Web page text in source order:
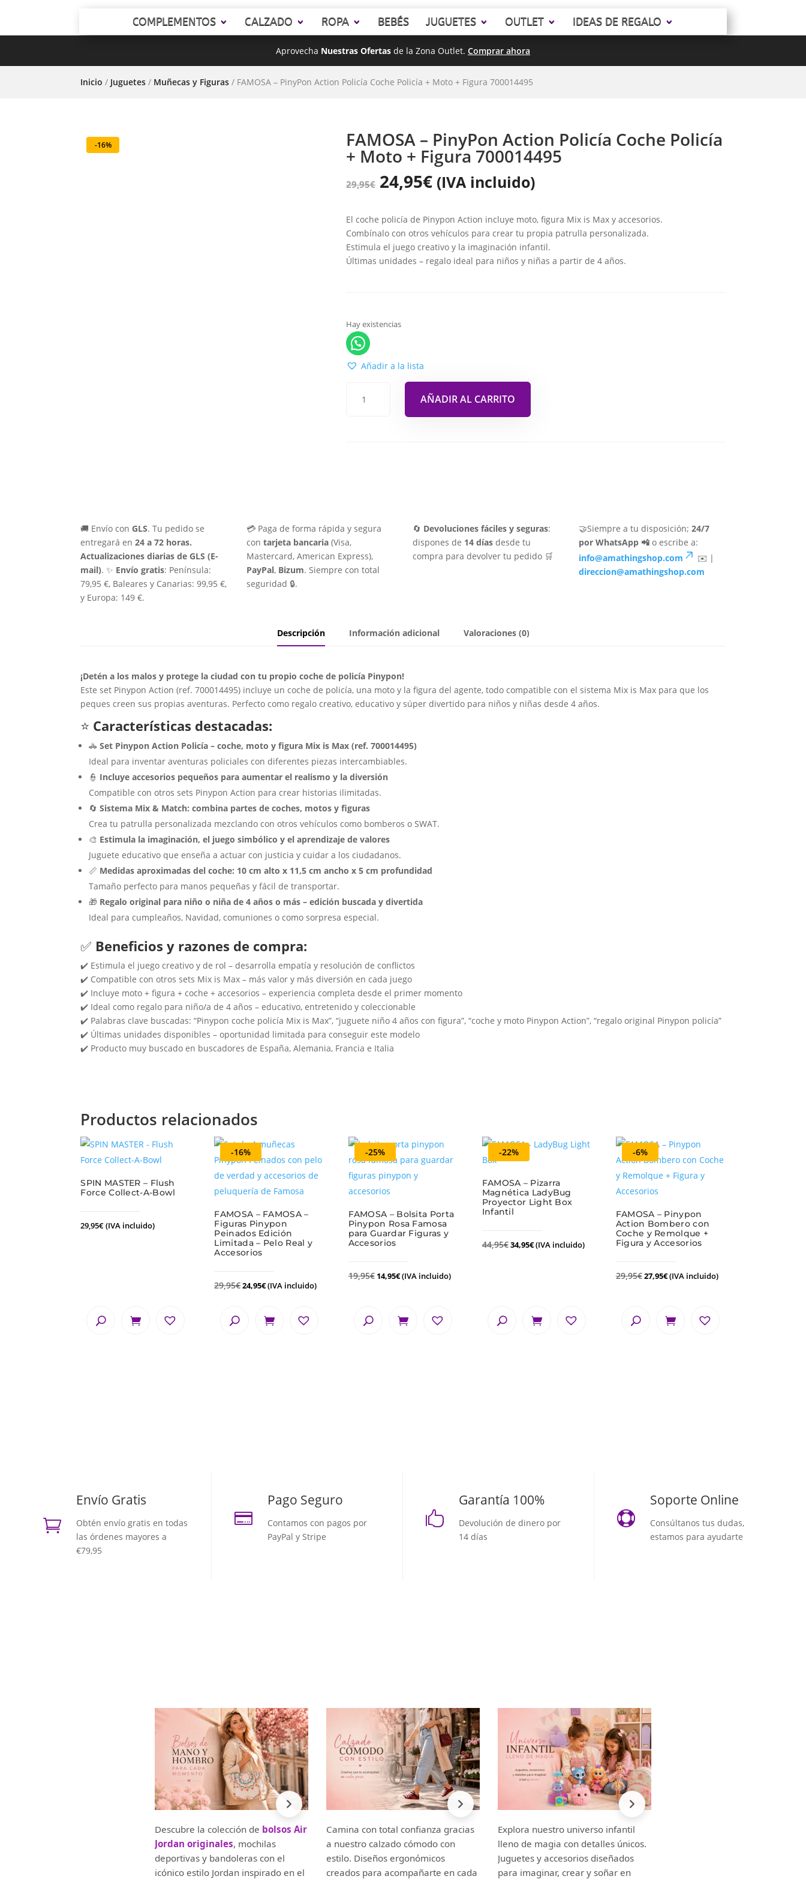
COMPLEMENTOS CALZADO ROPA BEBÉS JUGUETES OUTLET IDEAS DE REGALO
Aprovecha Nuestras Ofertas de la Zona Outlet. Comprar ahora
Inicio / Juguetes / Muñecas y Figuras / FAMOSA – PinyPon Action Policía Coche Policía + Moto + Figura 700014495
-16% FAMOSA – PinyPon Action Policía Coche Policía
+ Moto + Figura 700014495
29,95€ 24,95€ (IVA incluido)
El coche policía de Pinypon Action incluye moto, figura Mix is Max y accesorios.
Combínalo con otros vehículos para crear tu propia patrulla personalizada.
Estimula el juego creativo y la imaginación infantil.
Últimas unidades – regalo ideal para niños y niñas a partir de 4 años.
Hay existencias
Añadir a la lista
AÑADIR AL CARRITO
🚚 Envío conGLS. Tu pedido se
entregará en24 a 72 horas.
Actualizaciones diarias de GLS (E-
mail). ✨ Envío gratis: Península:
79,95 €, Baleares y Canarias: 99,95 €,
y Europa: 149 €.
💳 Paga de forma rápida y segura
contarjeta bancaria (Visa,
Mastercard, American Express),
PayPal, Bizum. Siempre con total
seguridad 🔒.
🔄 Devoluciones fáciles y seguras:
dispones de 14 días desde tu
compra para devolver tu pedido 🛒
🤝Siempre a tu disposición; 24/7
por WhatsApp 📲o escribe a:
info@amathingshop.com
✉️ |
direccion@amathingshop.com
Descripción Información adicional Valoraciones (0)
¡Detén a los malos y protege la ciudad con tu propio coche de policía Pinypon!
Este set Pinypon Action (ref. 700014495) incluye un coche de policía, una moto y la figura del agente, todo compatible con el sistema Mix is Max para que los
peques creen sus propias aventuras. Perfecto como regalo creativo, educativo y súper divertido para niños y niñas desde 4 años.
⭐️ Características destacadas:
🚓Set Pinypon Action Policía – coche, moto y figura Mix is Max (ref. 700014495)
Ideal para inventar aventuras policiales con diferentes piezas intercambiables.
👮 Incluye accesorios pequeños para aumentar el realismo y la diversión
Compatible con otros sets Pinypon Action para crear historias ilimitadas.
🔄Sistema Mix & Match: combina partes de coches, motos y figuras
Crea tu patrulla personalizada mezclando con otros vehículos como bomberos o SWAT.
🎨 Estimula la imaginación, el juego simbólico y el aprendizaje de valores
Juguete educativo que enseña a actuar con justicia y cuidar a los ciudadanos.
📏 Medidas aproximadas del coche: 10 cm alto x 11,5 cm ancho x 5 cm profundidad
Tamaño perfecto para manos pequeñas y fácil de transportar.
🎁 Regalo original para niño o niña de 4 años o más – edición buscada y divertida
Ideal para cumpleaños, Navidad, comuniones o como sorpresa especial.
✅ Beneficios y razones de compra:
✔️ Estimula el juego creativo y de rol – desarrolla empatía y resolución de conflictos
✔️ Compatible con otros sets Mix is Max – más valor y más diversión en cada juego
✔️ Incluye moto + figura + coche + accesorios – experiencia completa desde el primer momento
✔️ Ideal como regalo para niño/a de 4 años – educativo, entretenido y coleccionable
✔️ Palabras clave buscadas: “Pinypon coche policía Mix is Max”, “juguete niño 4 años con figura”, “coche y moto Pinypon Action”, “regalo original Pinypon policía”
✔️ Últimas unidades disponibles – oportunidad limitada para conseguir este modelo
✔️ Producto muy buscado en buscadores de España, Alemania, Francia e Italia
Productos relacionados
SPIN MASTER – Flush
Force Collect-A-Bowl
29,95€(IVA incluido)
-16%
FAMOSA – FAMOSA –
Figuras Pinypon
Peinados Edición
Limitada – Pelo Real y
Accesorios
29,95€24,95€(IVA incluido)
-25%
FAMOSA – Bolsita Porta
Pinypon Rosa Famosa
para Guardar Figuras y
Accesorios
19,95€ 14,95€(IVA incluido)
-22%
FAMOSA – Pizarra
Magnética LadyBug
Proyector Light Box
Infantil
44,95€34,95€(IVA incluido)
-6%
FAMOSA – Pinypon
Action Bombero con
Coche y Remolque +
Figura y Accesorios
29,95€27,95€(IVA incluido)

Envío Gratis
Obtén envío gratis en todas
las órdenes mayores a
€79,95

Pago Seguro
Contamos con pagos por
PayPal y Stripe

Garantía 100%
Devolución de dinero por
14 días

Soporte Online
Consúltanos tus dudas,
estamos para ayudarte
Descubre la colección de bolsos Air
Jordan originales, mochilas
deportivas y bandoleras con el
icónico estilo Jordan inspirado en el
Camina con total confianza gracias
a nuestro calzado cómodo con
estilo. Diseños ergonómicos
creados para acompañarte en cada
Explora nuestro universo infantil
lleno de magia con detalles únicos.
Juguetes y accesorios diseñados
para imaginar, crear y soñar en